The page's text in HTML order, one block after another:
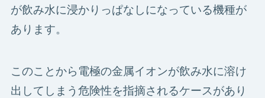
が飲み水に浸かりっぱなしになっている機種が
あります。
このことから電極の金属イオンが飲み水に溶け
出してしまう危険性を指摘されるケースがあり